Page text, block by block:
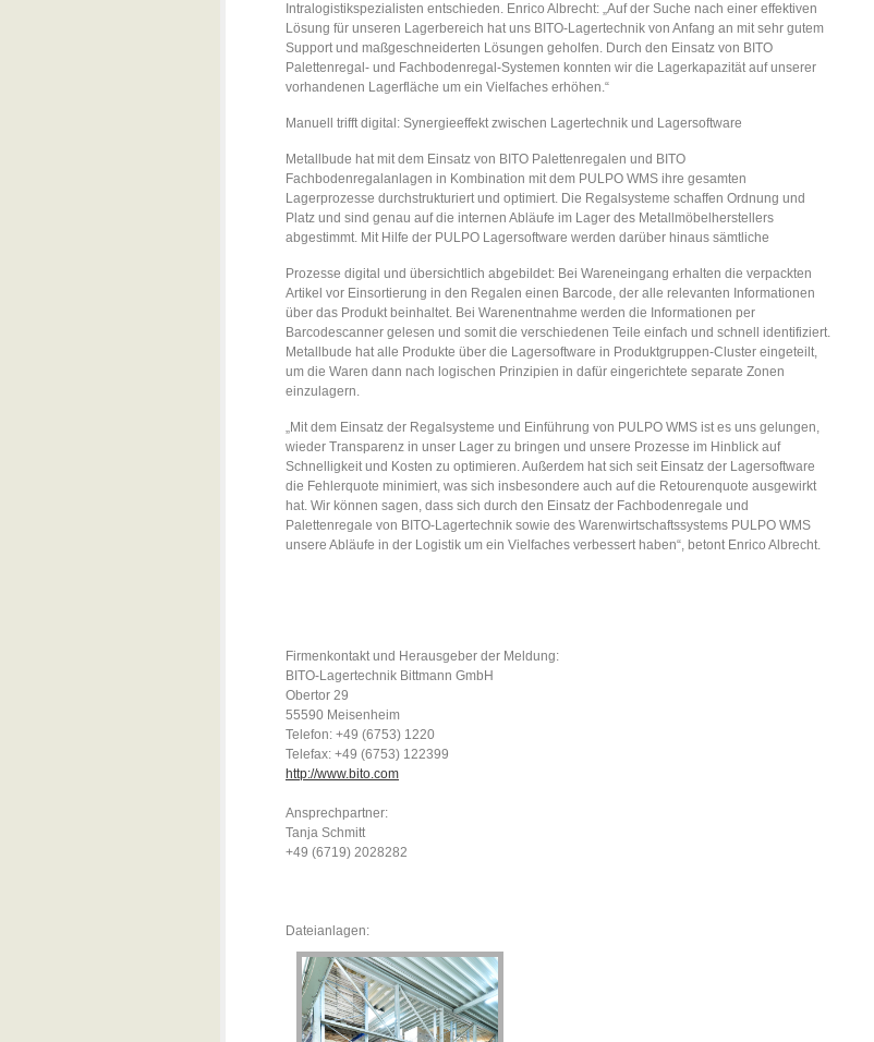
Intralogistikspezialisten entschieden. Enrico Albrecht: „Auf der Suche nach einer effektiven
Lösung für unseren Lagerbereich hat uns BITO-Lagertechnik von Anfang an mit sehr gutem
Support und maßgeschneiderten Lösungen geholfen. Durch den Einsatz von BITO
Palettenregal- und Fachbodenregal-Systemen konnten wir die Lagerkapazität auf unserer
vorhandenen Lagerfläche um ein Vielfaches erhöhen.“
Manuell trifft digital: Synergieeffekt zwischen Lagertechnik und Lagersoftware
Metallbude hat mit dem Einsatz von BITO Palettenregalen und BITO
Fachbodenregalanlagen in Kombination mit dem PULPO WMS ihre gesamten
Lagerprozesse durchstrukturiert und optimiert. Die Regalsysteme schaffen Ordnung und
Platz und sind genau auf die internen Abläufe im Lager des Metallmöbelherstellers
abgestimmt. Mit Hilfe der PULPO Lagersoftware werden darüber hinaus sämtliche
Prozesse digital und übersichtlich abgebildet: Bei Wareneingang erhalten die verpackten
Artikel vor Einsortierung in den Regalen einen Barcode, der alle relevanten Informationen
über das Produkt beinhaltet. Bei Warenentnahme werden die Informationen per
Barcodescanner gelesen und somit die verschiedenen Teile einfach und schnell identifiziert.
Metallbude hat alle Produkte über die Lagersoftware in Produktgruppen-Cluster eingeteilt,
um die Waren dann nach logischen Prinzipien in dafür eingerichtete separate Zonen
einzulagern.
„Mit dem Einsatz der Regalsysteme und Einführung von PULPO WMS ist es uns gelungen,
wieder Transparenz in unser Lager zu bringen und unsere Prozesse im Hinblick auf
Schnelligkeit und Kosten zu optimieren. Außerdem hat sich seit Einsatz der Lagersoftware
die Fehlerquote minimiert, was sich insbesondere auch auf die Retourenquote ausgewirkt
hat. Wir können sagen, dass sich durch den Einsatz der Fachbodenregale und
Palettenregale von BITO-Lagertechnik sowie des Warenwirtschaftssystems PULPO WMS
unsere Abläufe in der Logistik um ein Vielfaches verbessert haben“, betont Enrico Albrecht.
Firmenkontakt und Herausgeber der Meldung:
BITO-Lagertechnik Bittmann GmbH
Obertor 29
55590 Meisenheim
Telefon: +49 (6753) 1220
Telefax: +49 (6753) 122399
http://www.bito.com
Ansprechpartner:
Tanja Schmitt
+49 (6719) 2028282
Dateianlagen: